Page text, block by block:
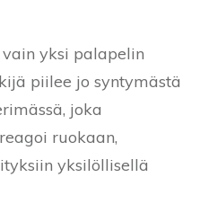
yksi palapelin
piilee jo syntymästä
joka
ruokaan,
yksilöllisellä